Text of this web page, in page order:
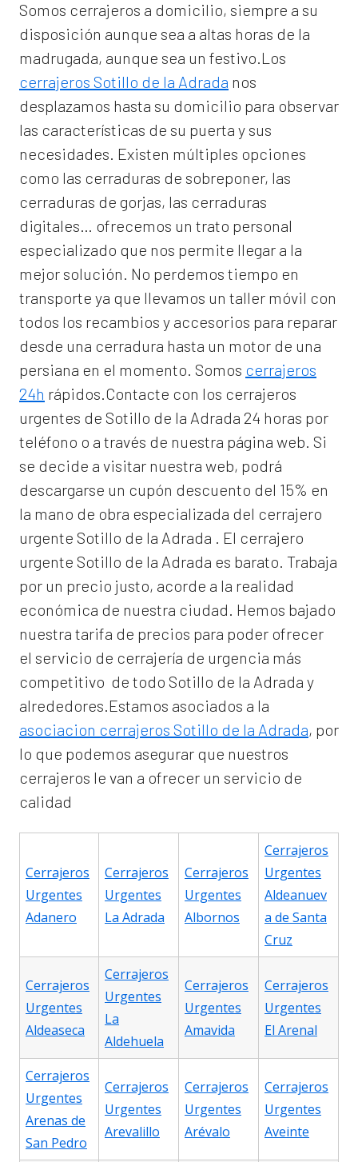
Somos cerrajeros a domicilio, siempre a su
disposición aunque sea a altas horas de la
madrugada, aunque sea un festivo.Los
cerrajeros Sotillo de la Adrada nos
desplazamos hasta su domicilio para observar
las características de su puerta y sus
necesidades. Existen múltiples opciones
como las cerraduras de sobreponer, las
cerraduras de gorjas, las cerraduras
digitales… ofrecemos un trato personal
especializado que nos permite llegar a la
mejor solución. No perdemos tiempo en
transporte ya que llevamos un taller móvil con
todos los recambios y accesorios para reparar
desde una cerradura hasta un motor de una
persiana en el momento. Somos cerrajeros
24h rápidos.Contacte con los cerrajeros
urgentes de Sotillo de la Adrada 24 horas por
teléfono o a través de nuestra página web. Si
se decide a visitar nuestra web, podrá
descargarse un cupón descuento del 15% en
la mano de obra especializada del cerrajero
urgente Sotillo de la Adrada . El cerrajero
urgente Sotillo de la Adrada es barato. Trabaja
por un precio justo, acorde a la realidad
económica de nuestra ciudad. Hemos bajado
nuestra tarifa de precios para poder ofrecer
el servicio de cerrajería de urgencia más
competitivo de todo Sotillo de la Adrada y
alrededores.Estamos asociados a la
asociacion cerrajeros Sotillo de la Adrada, por
lo que podemos asegurar que nuestros
cerrajeros le van a ofrecer un servicio de
calidad
Cerrajeros
Urgentes
Adanero
Cerrajeros
Urgentes
La Adrada
Cerrajeros
Urgentes
Albornos
Cerrajeros
Urgentes
Aldeanuev
a de Santa
Cruz
Cerrajeros
Urgentes
Aldeaseca
Cerrajeros
Urgentes
La
Aldehuela
Cerrajeros
Urgentes
Amavida
Cerrajeros
Urgentes
El Arenal
Cerrajeros
Urgentes
Arenas de
San Pedro
Cerrajeros
Urgentes
Arevalillo
Cerrajeros
Urgentes
Arévalo
Cerrajeros
Urgentes
Aveinte